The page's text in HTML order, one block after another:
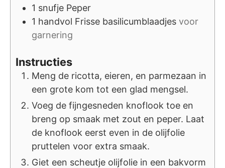
1 snufje Peper
1 handvol Frisse basilicumblaadjes voor
garnering
Instructies
Meng de ricotta, eieren, en parmezaan in
een grote kom tot een glad mengsel.
Voeg de fijngesneden knoflook toe en
breng op smaak met zout en peper. Laat
de knoflook eerst even in de olijfolie
pruttelen voor extra smaak.
Giet een scheutje olijfolie in een bakvorm